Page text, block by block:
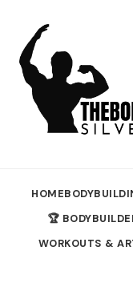
HOME
🏆
WORKOUTS &